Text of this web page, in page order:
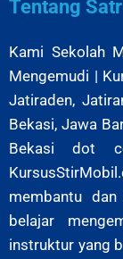
Tentang
Kami Sekolah
Mengemudi |
Jatiraden,
Bekasi, Jawa
Bekasi dot
membantu
belajar
instruktur yang